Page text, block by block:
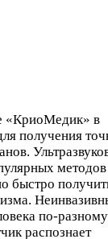
«КриоМедик» в
получения
методов
быстро
по-разному
распознает